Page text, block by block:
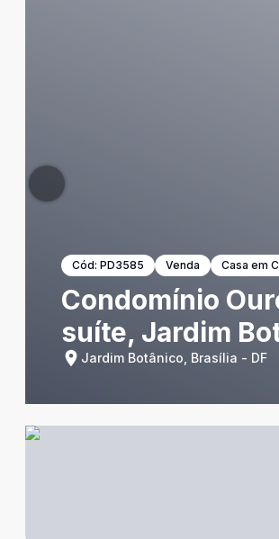
Cód: PD3585 Venda Casa em
Condomínio
suíte, Jardim
Jardim Botânico, Brasília - DF